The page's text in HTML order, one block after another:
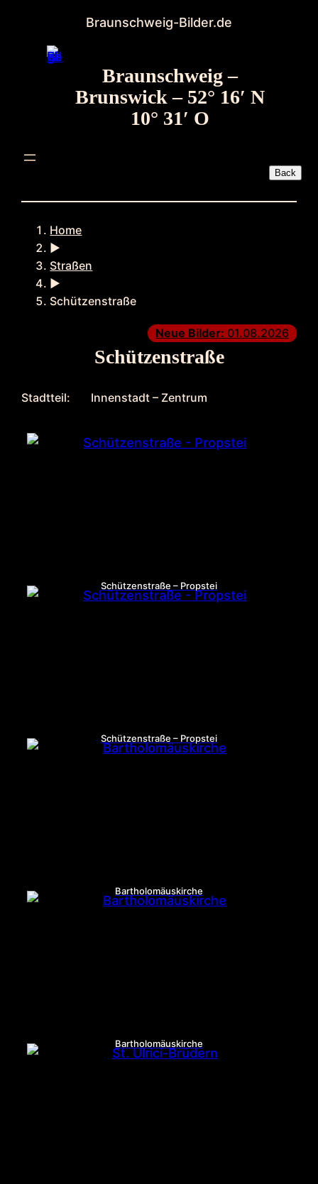
springen
Braunschweig-Bilder.de
Braunschweig –
Brunswick – 52° 16′ N
10° 31′ O
Home
►
Straßen
►
Schützenstraße
Neue Bilder: 01.08.2026
Schützenstraße
Stadtteil: Innenstadt – Zentrum
Schützenstraße – Propstei
Schützenstraße – Propstei
Bartholomäuskirche
Bartholomäuskirche